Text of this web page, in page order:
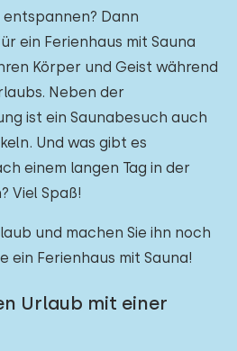
entspannen? Dann
ein Ferienhaus mit Sauna
Körper und Geist während
Neben der
ist ein Saunabesuch auch
Und was gibt es
einem langen Tag in der
Viel Spaß!
und machen Sie ihn noch
ein Ferienhaus mit Sauna!
Urlaub mit einer